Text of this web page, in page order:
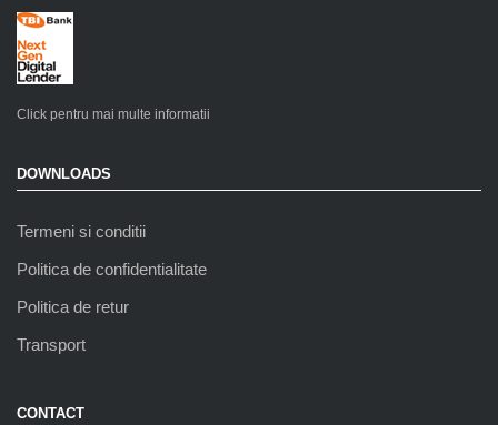
Click pentru mai multe informatii
DOWNLOADS
Termeni si conditii
Politica de confidentialitate
Politica de retur
Transport
CONTACT